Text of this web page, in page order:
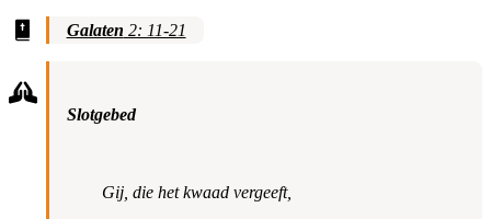
Galaten 2: 11-21
Slotgebed
Gij, die het kwaad vergeeft,